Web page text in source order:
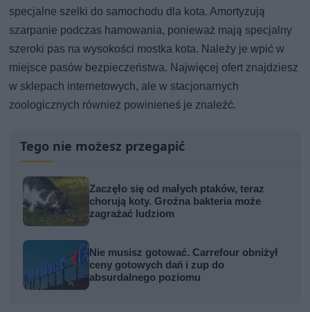
specjalne szelki do samochodu dla kota. Amortyzują
szarpanie podczas hamowania, ponieważ mają specjalny
szeroki pas na wysokości mostka kota. Należy je wpić w
miejsce pasów bezpieczeństwa. Najwięcej ofert znajdziesz
w sklepach internetowych, ale w stacjonarnych
zoologicznych również powinieneś je znaleźć.
Tego nie możesz przegapić
Zaczęło się od małych ptaków, teraz
chorują koty. Groźna bakteria może
zagrażać ludziom
Nie musisz gotować. Carrefour obniżył
ceny gotowych dań i zup do
absurdalnego poziomu